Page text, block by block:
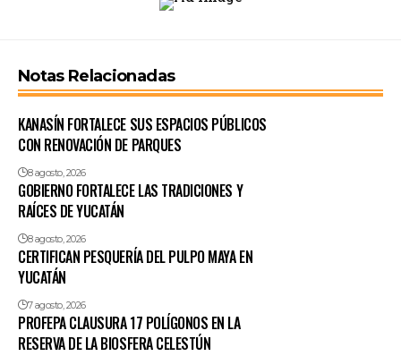
Notas Relacionadas
KANASÍN FORTALECE SUS ESPACIOS PÚBLICOS
CON RENOVACIÓN DE PARQUES
8 agosto, 2026
GOBIERNO FORTALECE LAS TRADICIONES Y
RAÍCES DE YUCATÁN
8 agosto, 2026
CERTIFICAN PESQUERÍA DEL PULPO MAYA EN
YUCATÁN
7 agosto, 2026
PROFEPA CLAUSURA 17 POLÍGONOS EN LA
RESERVA DE LA BIOSFERA CELESTÚN